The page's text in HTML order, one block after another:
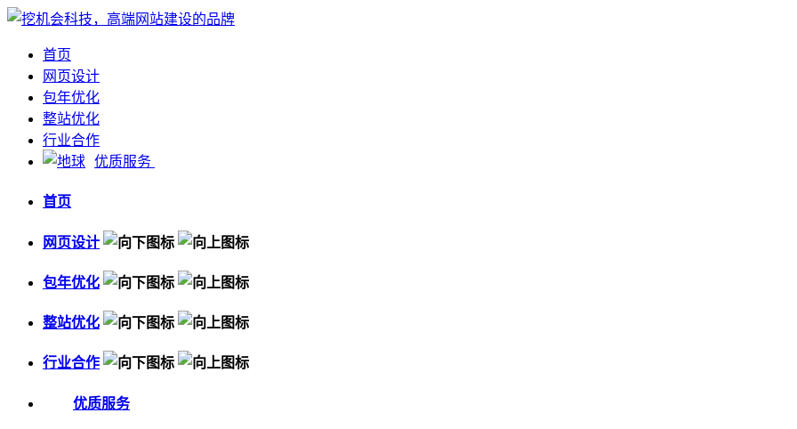
首页
网页设计
包年优化
整站优化
行业合作
优质服务
首页
网页设计
包年优化
整站优化
行业合作
优质服务